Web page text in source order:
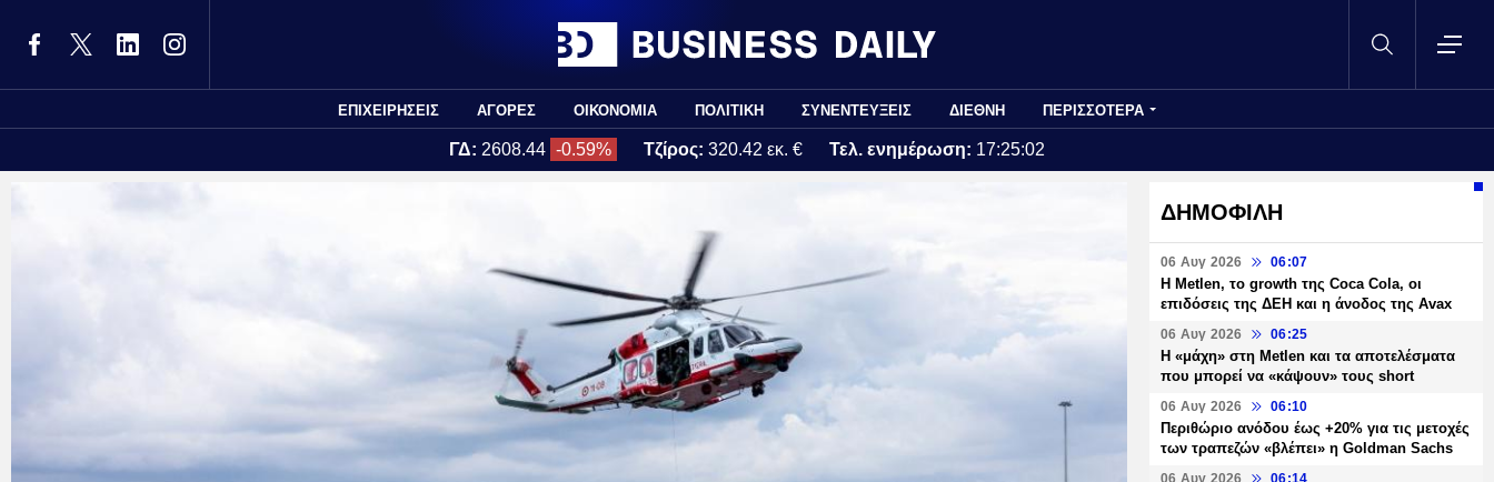
ΕΠΙΧΕΙΡΗΣΕΙΣ ΑΓΟΡΕΣ ΟΙΚΟΝΟΜΙΑ ΠΟΛΙΤΙΚΗ ΣΥΝΕΝΤΕΥΞΕΙΣ ΔΙΕΘΝΗ ΠΕΡΙΣΣΟΤΕΡΑ
ΓΔ: 2608.44 -0.59% Τζίρος: 320.42 εκ. € Τελ. ενημέρωση: 17:25:02
ΔΗΜΟΦΙΛΗ
06 Αυγ 2026 06:07
H Metlen, το growth της Coca Cola, οι
επιδόσεις της ΔΕΗ και η άνοδος της Avax
06 Αυγ 2026 06:25
H «μάχη» στη Metlen και τα αποτελέσματα
που μπορεί να «κάψουν» τους short
06 Αυγ 2026 06:10
Περιθώριο ανόδου έως +20% για τις μετοχές
των τραπεζών «βλέπει» η Goldman Sachs
06 Αυγ 2026 06:14